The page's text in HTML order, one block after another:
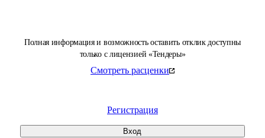
Полная информация и возможность оставить отклик доступны
только с лицензией «Тендеры»
Смотреть расценки
Регистрация
Вход